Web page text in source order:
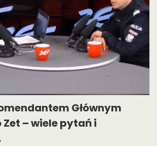
Głównym
Zet – wiele pytań i